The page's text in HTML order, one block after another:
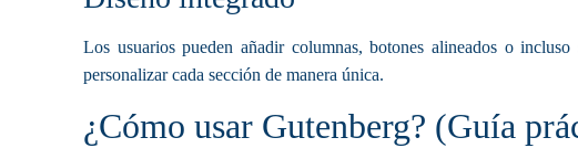
Los usuarios pueden añadir columnas, botones alineados o
personalizar cada sección de manera única.
¿Cómo usar Gutenberg? (Guía